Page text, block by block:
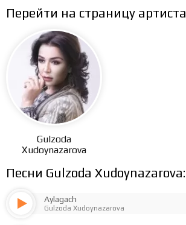
Перейти на страницу артиста
Gulzoda
Xudoynazarova
Песни Gulzoda Xudoynazarova:
Aylagach
Gulzoda Xudoynazarova